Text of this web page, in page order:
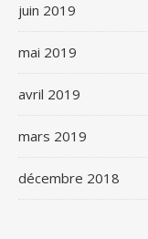
juin 2019
mai 2019
avril 2019
mars 2019
décembre 2018